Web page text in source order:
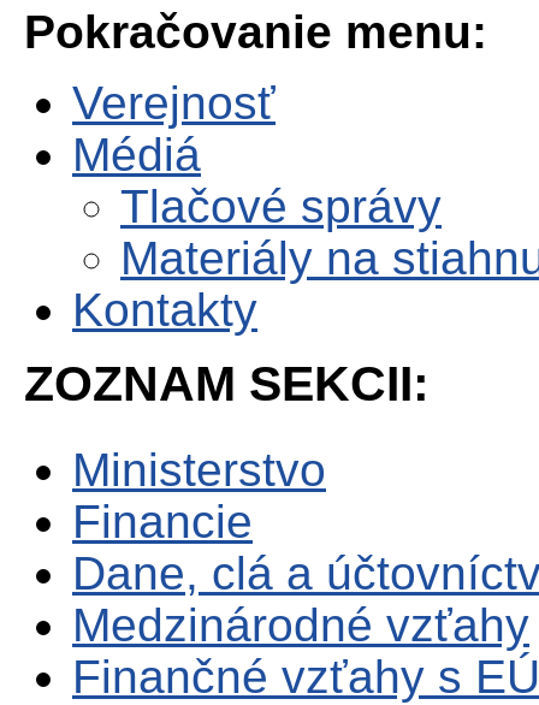
Pokračovanie menu:
Verejnosť
Médiá
Tlačové správy
Materiály na
Kontakty
ZOZNAM SEKCII:
Ministerstvo
Financie
Dane, clá a
Medzinárodné vzťahy
Finančné vzťahy s EÚ